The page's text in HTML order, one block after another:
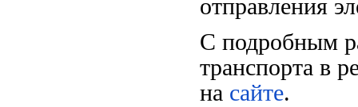
отправления
С подробным
транспорта в
на сайте.